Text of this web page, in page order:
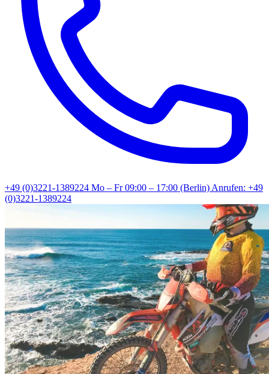
+49 (0)3221-1389224 Mo – Fr 09:00 – 17:00 (Berlin)Anrufen: +49
(0)3221-1389224